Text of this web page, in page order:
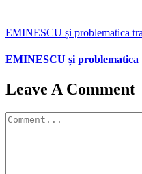
EMINESCU și problematica
EMINESCU și
Leave A Comment
Comment